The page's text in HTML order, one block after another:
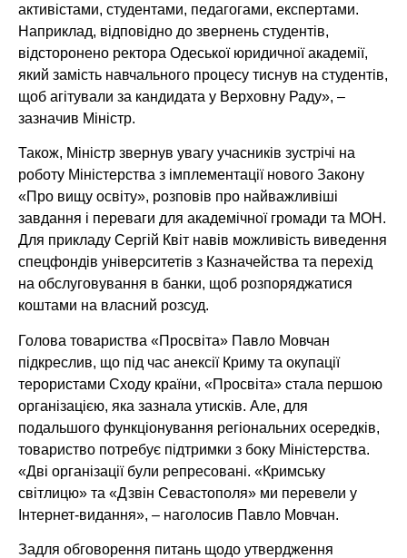
активістами, студентами, педагогами, експертами.
Наприклад, відповідно до звернень студентів,
відсторонено ректора Одеської юридичної академії,
який замість навчального процесу тиснув на студентів,
щоб агітували за кандидата у Верховну Раду», –
зазначив Міністр.
Також, Міністр звернув увагу учасників зустрічі на
роботу Міністерства з імплементації нового Закону
«Про вищу освіту», розповів про найважливіші
завдання і переваги для академічної громади та МОН.
Для прикладу Сергій Квіт навів можливість виведення
спецфондів університетів з Казначейства та перехід
на обслуговування в банки, щоб розпоряджатися
коштами на власний розсуд.
Голова товариства «Просвіта» Павло Мовчан
підкреслив, що під час анексії Криму та окупації
терористами Сходу країни, «Просвіта» стала першою
організацією, яка зазнала утисків. Але, для
подальшого функціонування регіональних осередків,
товариство потребує підтримки з боку Міністерства.
«Дві організації були репресовані. «Кримську
світлицю» та «Дзвін Севастополя» ми перевели у
Інтернет-видання», – наголосив Павло Мовчан.
Задля обговорення питань щодо утвердження